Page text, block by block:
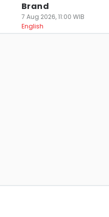
Brand
7 Aug 2026, 11:00 WIB
English